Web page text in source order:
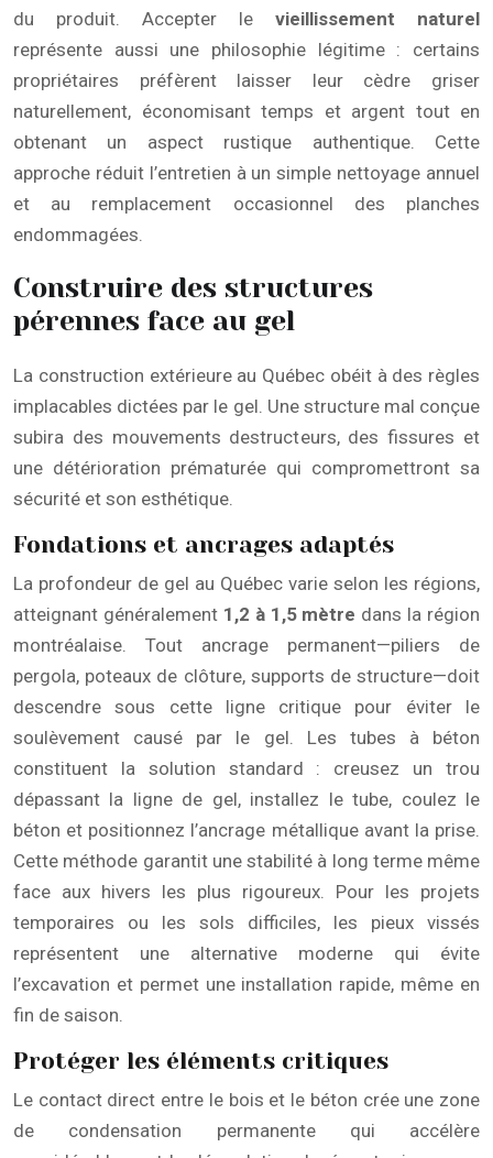
du produit. Accepter le vieillissement naturel
représente aussi une philosophie légitime : certains
propriétaires préfèrent laisser leur cèdre griser
naturellement, économisant temps et argent tout en
obtenant un aspect rustique authentique. Cette
approche réduit l’entretien à un simple nettoyage annuel
et au remplacement occasionnel des planches
endommagées.
Construire des structures
pérennes face au gel
La construction extérieure au Québec obéit à des règles
implacables dictées par le gel. Une structure mal conçue
subira des mouvements destructeurs, des fissures et
une détérioration prématurée qui compromettront sa
sécurité et son esthétique.
Fondations et ancrages adaptés
La profondeur de gel au Québec varie selon les régions,
atteignant généralement 1,2 à 1,5 mètre dans la région
montréalaise. Tout ancrage permanent—piliers de
pergola, poteaux de clôture, supports de structure—doit
descendre sous cette ligne critique pour éviter le
soulèvement causé par le gel. Les tubes à béton
constituent la solution standard : creusez un trou
dépassant la ligne de gel, installez le tube, coulez le
béton et positionnez l’ancrage métallique avant la prise.
Cette méthode garantit une stabilité à long terme même
face aux hivers les plus rigoureux. Pour les projets
temporaires ou les sols difficiles, les pieux vissés
représentent une alternative moderne qui évite
l’excavation et permet une installation rapide, même en
fin de saison.
Protéger les éléments critiques
Le contact direct entre le bois et le béton crée une zone
de condensation permanente qui accélère